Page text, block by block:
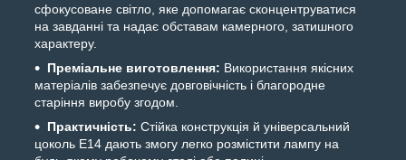
сфокусоване світло, яке допомагає сконцентруватися
на завданні та надає обставам камерного, затишного
характеру.
Преміальне виготовлення: Використання якісних
матеріалів забезпечує довговічність і благородне
старіння виробу згодом.
Практичність: Стійка конструкція й універсальний
цоколь E14 дають змогу легко розмістити лампу на